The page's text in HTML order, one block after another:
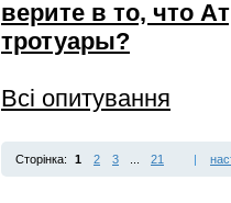
верите в то, что
тротуары?
Всі опитування
Сторінка: 1 2 3 21 |